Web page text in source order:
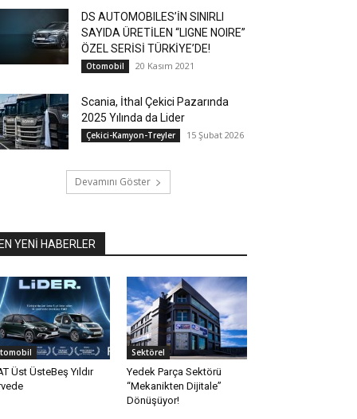
DS AUTOMOBILES’İN SINIRLI
SAYIDA ÜRETİLEN “LIGNE NOIRE”
ÖZEL SERİSİ TÜRKİYE’DE!
Otomobil 20 Kasım 2021
Scania, İthal Çekici Pazarında
2025 Yılında da Lider
Çekici-Kamyon-Treyler 15 Şubat 2026
Devamını Göster
YENİ HABERLER
Üst ÜsteBeş Yıldır
Sektörel
Yedek Parça Sektörü
“Mekanikten Dijitale”
Dönüşüyor!